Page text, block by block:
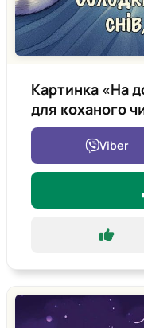
Картинка «На
для коханого
Viber